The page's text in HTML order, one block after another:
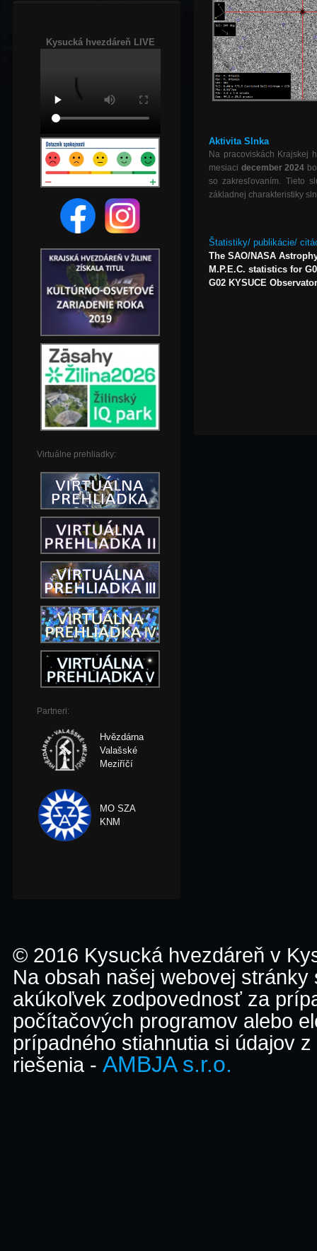
Kysucká hvezdáreň LIVE
Virtuálne prehliadky:
Partneri:
Hvězdárna
Valašské
Meziříčí
MO SZA
KNM
Aktivita Slnka
Na pracoviskách Krajskej
mesiaci december 2024
so zakresľovaním. Tieto
základnej charakteristiky
Štatistiky/ publikácie/
The SAO/NASA
M.P.E.C. statistics for
G02 KYSUCE
© 2016 Kysucká hvezdáreň v
Na obsah našej webovej
akúkoľvek zodpovednosť za
počítačových programov alebo
prípadného stiahnutia si údajov
riešenia - AMBJA s.r.o.